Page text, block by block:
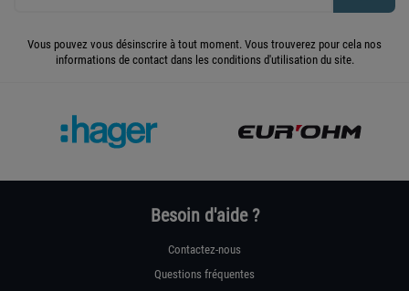
Vous pouvez vous désinscrire à tout moment. Vous trouverez pour cela nos
informations de contact dans les conditions d'utilisation du site.
Besoin d'aide ?
Contactez-nous
Questions fréquentes